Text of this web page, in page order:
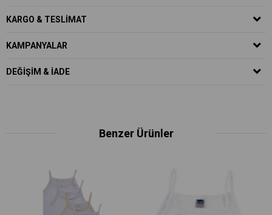
KARGO & TESLIMAT
KAMPANYALAR
DEĞIŞIM & İADE
Benzer Ürünler